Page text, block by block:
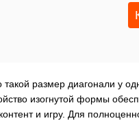
размер диагонали у
изогнутой формы
и игру. Для